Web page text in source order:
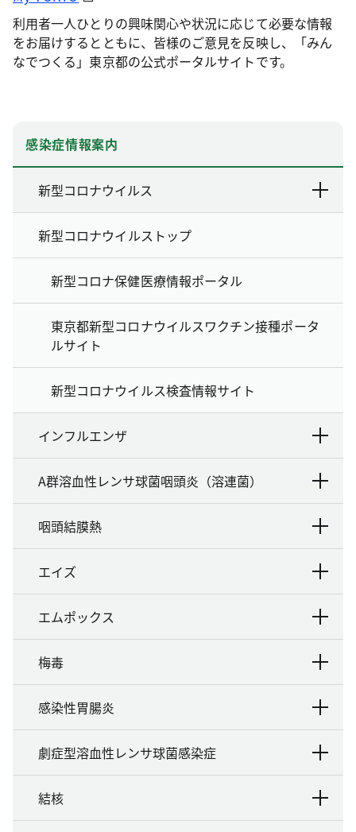
利用者一人ひとりの興味関心や状況に応じて必要な情報
をお届けするとともに、皆様のご意見を反映し、「みん
なでつくる」東京都の公式ポータルサイトです。
感染症情報案内
新型コロナウイルス
新型コロナウイルストップ
新型コロナ保健医療情報ポータル
東京都新型コロナウイルスワクチン接種ポータ
ルサイト
新型コロナウイルス検査情報サイト
インフルエンザ
A群溶血性レンサ球菌咽頭炎（溶連菌）
咽頭結膜熱
エイズ
エムポックス
梅毒
感染性胃腸炎
劇症型溶血性レンサ球菌感染症
結核